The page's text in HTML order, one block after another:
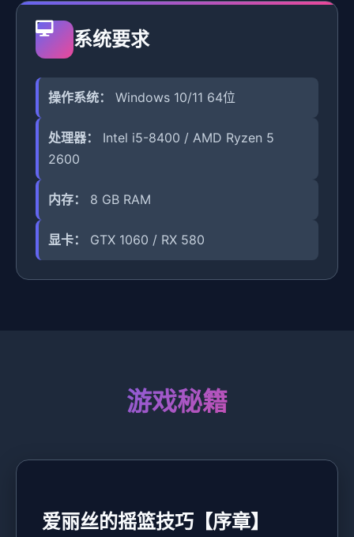
系统要求
操作系统： Windows 10/11 64位
处理器：
Intel i5-8400 / AMD Ryzen 5
2600
内存： 8 GB RAM
显卡： GTX 1060 / RX 580
游戏秘籍
爱丽丝的摇篮技巧【序章】